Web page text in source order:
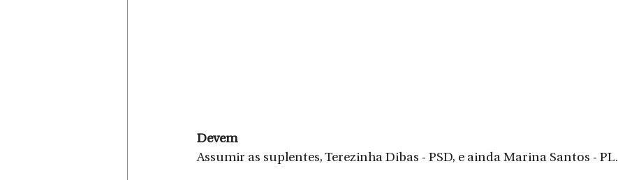
Devem
Assumir as suplentes, Terezinha Dibas - PSD, e ainda Marina Santos - PL.